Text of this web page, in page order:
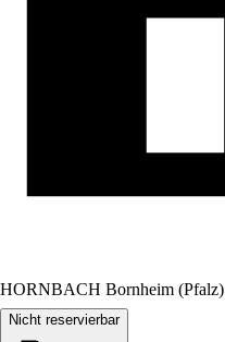
HORNBACH Bornheim (Pfalz)
Nicht reservierbar